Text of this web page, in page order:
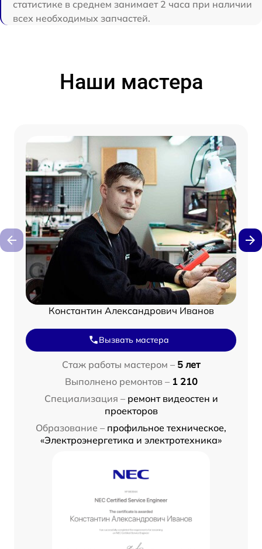
статистике в среднем занимает 2 часа при наличии
всех необходимых запчастей.
Наши мастера
Константин Александрович Иванов
Вызвать мастера
Стаж работы мастером – 5 лет
Выполнено ремонтов – 1 210
Специализация – ремонт видеостен и
проекторов
Образование – профильное техническое,
«Электроэнергетика и электротехника»